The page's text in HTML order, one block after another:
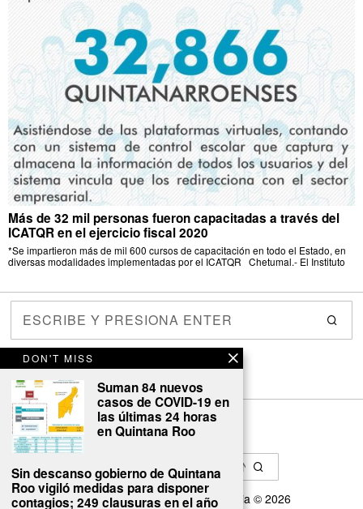
Más de 32 mil personas fueron capacitadas a través del
ICATQR en el ejercicio fiscal 2020
*Se impartieron más de mil 600 cursos de capacitación en todo el Estado, en
diversas modalidades implementadas por el ICATQR Chetumal.- El Instituto
Diseñado porCyber GRC Australia ©2026
DON'T MISS
Suman 84 nuevos
casos de COVID-19 en
las últimas 24 horas
en Quintana Roo
Sin descanso gobierno de Quintana
Roo vigiló medidas para disponer
contagios; 249 clausuras en el año